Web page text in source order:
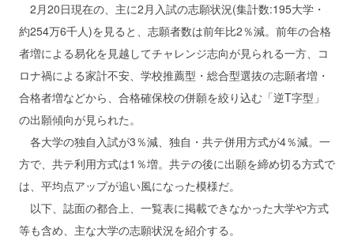
2月20日現在の、主に2月入試の志願状況(集計数:195大学・
約254万6千人)を見ると、志願者数は前年比2％減。前年の合格
者増による易化を見越してチャレンジ志向が見られる一方、コ
ロナ禍による家計不安、学校推薦型・総合型選抜の志願者増・
合格者増などから、合格確保校の併願を絞り込む「逆T字型」
の出願傾向が見られた。
各大学の独自入試が3％減、独自・共テ併用方式が4％減。一
方で、共テ利用方式は1％増。共テの後に出願を締め切る方式で
は、平均点アップが追い風になった模様だ。
以下、誌面の都合上、一覧表に掲載できなかった大学や方式
等も含め、主な大学の志願状況を紹介する。